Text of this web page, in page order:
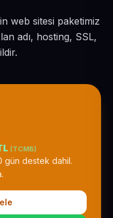
web sitesi paketimiz
adı, hosting, SSL,
(TCMB)
gün destek dahil.